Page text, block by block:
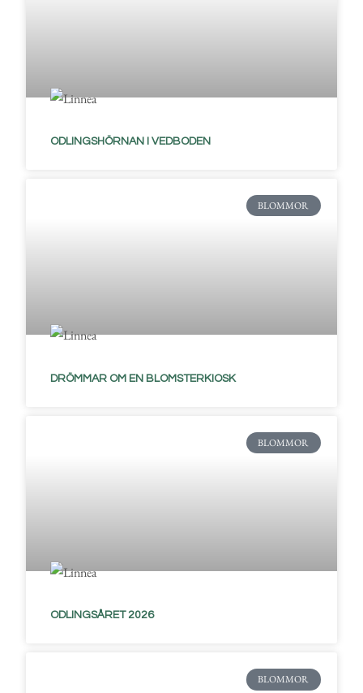
ODLINGSHÖRNAN I VEDBODEN
BLOMMOR
DRÖMMAR OM EN BLOMSTERKIOSK
BLOMMOR
ODLINGSÅRET 2026
BLOMMOR